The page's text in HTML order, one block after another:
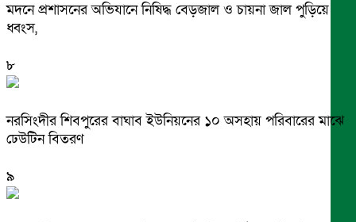
মদনে প্রশাসনের অভিযানে নিষিদ্ধ বেড়জাল ও চায়না জাল পুড়িয়ে
ধ্বংস,
৮
নরসিংদীর শিবপুরের বাঘাব ইউনিয়নের ১০ অসহায় পরিবারের মাঝে
ঢেউটিন বিতরণ
৯